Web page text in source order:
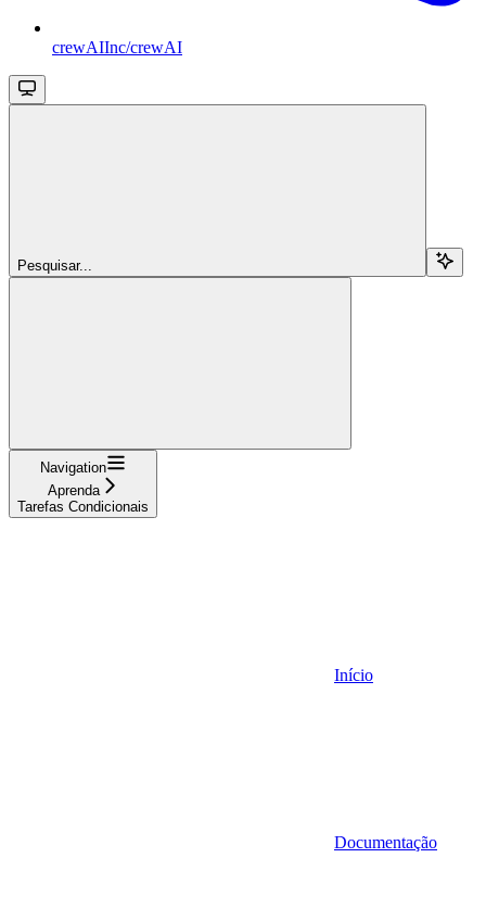
crewAIInc/crewAI
Pesquisar...
Navigation
Aprenda
Tarefas Condicionais
Início
Documentação